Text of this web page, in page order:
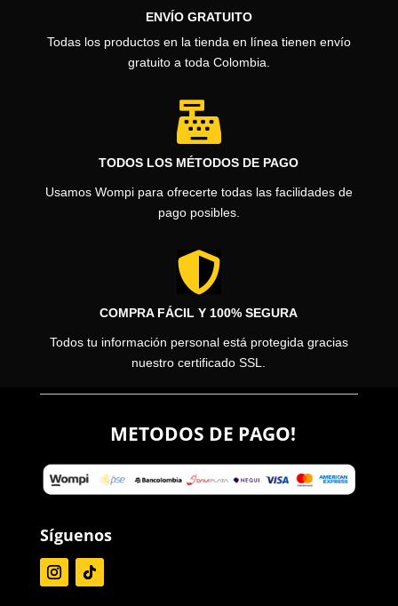
ENVÍO GRATUITO
Todas los productos en la tienda en línea tienen envío
gratuito a toda Colombia.

TODOS LOS MÉTODOS DE PAGO
Usamos Wompi para ofrecerte todas las facilidades de
pago posibles.

COMPRA FÁCIL Y 100% SEGURA
Todos tu información personal está protegida gracias
nuestro certificado SSL.
METODOS DE PAGO!
Síguenos